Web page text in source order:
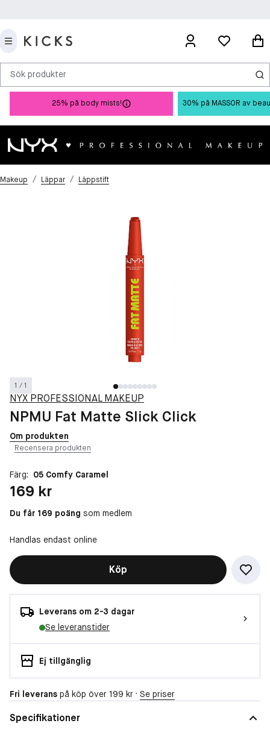
Sök produkter
25% på body mists! 30% på MASSOR av
Makeup / Läppar / Läppstift
1 / 1
NYX PROFESSIONAL MAKEUP
NPMU Fat Matte Slick Click
Om produkten
Recensera produkten
Färg: 05 Comfy Caramel
Pris: 169 kr
169 kr
Du får 169 poäng som medlem
Handlas endast online
Köp
Leverans om 2-3 dagar
Se leveranstider
Ej tillgänglig
Fri leverans på köp över 199 kr · Se priser
Specifikationer